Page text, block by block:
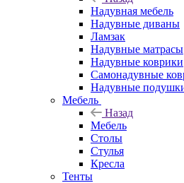
Надувная мебель
Надувные диваны
Ламзак
Надувные матрасы
Надувные коврики
Самонадувные
Надувные
Мебель
Назад
Мебель
Столы
Стулья
Кресла
Тенты